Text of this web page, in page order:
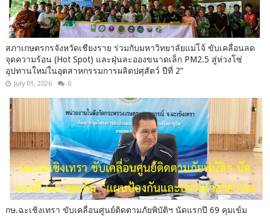
สภาเกษตรกรจังหวัดเชียงราย ร่วมกับมหาวิทยาลัยแม่โจ้ ขับเคลื่อนลด
จุดความร้อน (Hot Spot) และฝุ่นละอองขนาดเล็ก PM2.5 สู่ห่วงโซ่
อุปทานใหม่ในอุตสาหกรรมการผลิตปศุสัตว์ ปีที่ 2”
July 01, 2026 0
กษ.ฉะเชิงเทรา ขับเคลื่อนศูนย์ติดตามภัยพิบัติฯ นัดแรกปี 69 คุมเข้ม